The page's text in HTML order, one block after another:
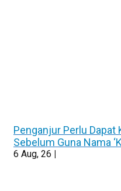
Penganjur Perlu Dapat
Sebelum Guna Nama
6 Aug, 26